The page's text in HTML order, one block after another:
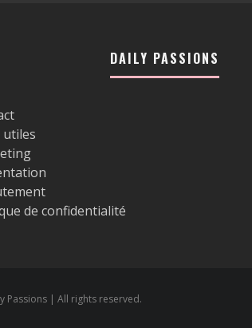
DAILY PASSIONS
utiles
de confidentialité
Passions | All rights reserved.